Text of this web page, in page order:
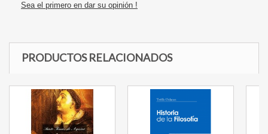
Sea el primero en dar su opinión !
PRODUCTOS RELACIONADOS